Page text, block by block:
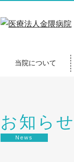
当院について
お知らせ
News